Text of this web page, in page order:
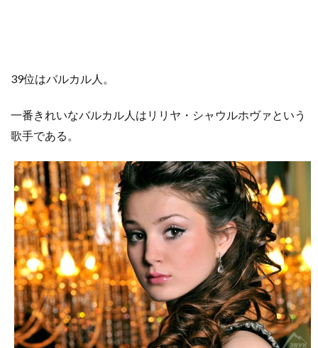
39位はバルカル人。
一番きれいなバルカル人はリリヤ・シャウルホヴァという
歌手である。